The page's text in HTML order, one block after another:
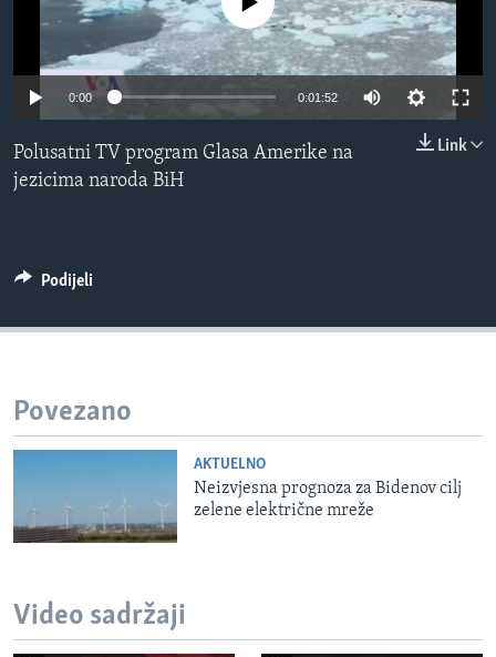
MAGAZIN
O GLASU AMERIKE
Learning English
PRATITE NAS
Jezici
0:00 0:01:52
Link
Polusatni TV program Glasa Amerike na
jezicima naroda BiH
Podijeli
Povezano
AKTUELNO
Neizvjesna prognoza za Bidenov cilj
zelene električne mreže
Video sadržaji